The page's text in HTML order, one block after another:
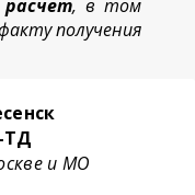
, в том
получения
ТД
и МО